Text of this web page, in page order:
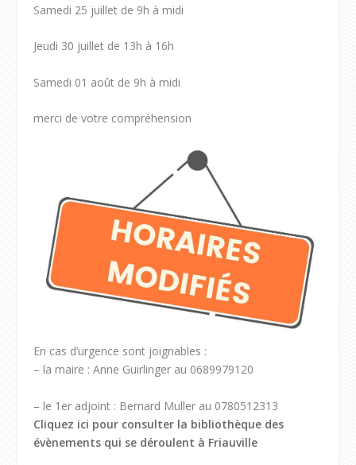
Samedi 25 juillet de 9h à midi
Jeudi 30 juillet de 13h à 16h
Samedi 01 août de 9h à midi
merci de votre compréhension
En cas d’urgence sont joignables :
– la maire : Anne Guirlinger au 0689979120
– le 1er adjoint : Bernard Muller au 0780512313
Cliquez ici pour consulter la bibliothèque des
évènements qui se déroulent à Friauville